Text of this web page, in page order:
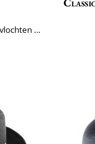
Panama hoed met de hand ingevlochten Ecuador